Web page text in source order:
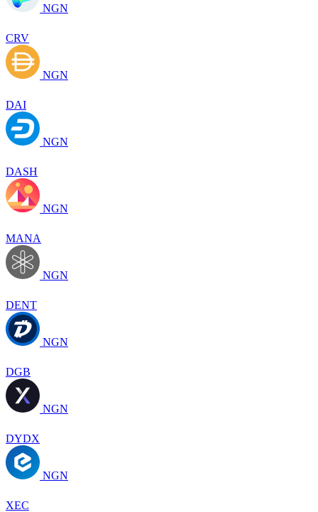
NGN
CRV
NGN
DAI
NGN
DASH
NGN
MANA
NGN
DENT
NGN
DGB
NGN
DYDX
NGN
XEC